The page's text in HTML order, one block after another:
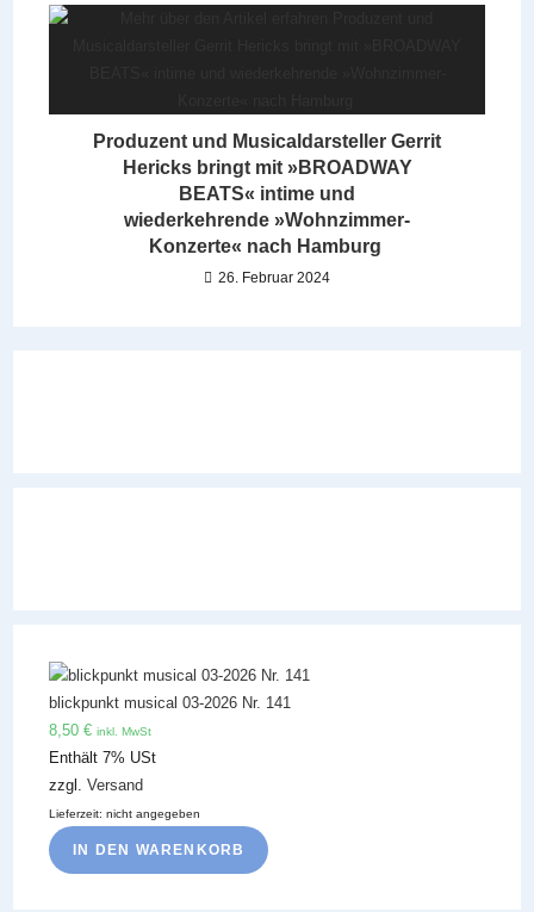
Produzent und Musicaldarsteller Gerrit
Hericks bringt mit »BROADWAY
BEATS« intime und
wiederkehrende »Wohnzimmer-
Konzerte« nach Hamburg
26. Februar 2024
blickpunkt musical 03-2026 Nr. 141
8,50€ inkl. MwSt
Enthält 7% USt
zzgl.Versand
Lieferzeit: nicht angegeben
IN DEN WARENKORB